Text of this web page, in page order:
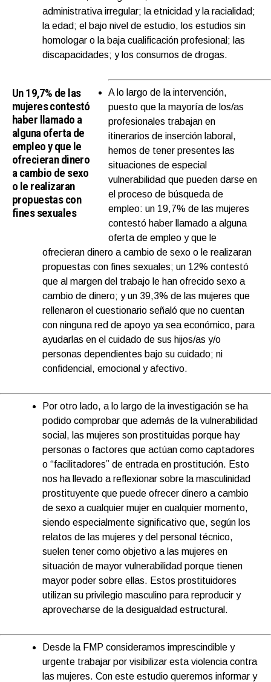
administrativa irregular; la etnicidad y la racialidad;
la edad; el bajo nivel de estudio, los estudios sin
homologar o la baja cualificación profesional; las
discapacidades; y los consumos de drogas.
Un 19,7% de las
mujeres contestó
haber llamado a
alguna oferta de
empleo y que le
ofrecieran dinero
a cambio de sexo
o le realizaran
propuestas con
fines sexuales
A lo largo de la intervención,
puesto que la mayoría de los/as
profesionales trabajan en
itinerarios de inserción laboral,
hemos de tener presentes las
situaciones de especial
vulnerabilidad que pueden darse en
el proceso de búsqueda de
empleo: un 19,7% de las mujeres
contestó haber llamado a alguna
oferta de empleo y que le
ofrecieran dinero a cambio de sexo o le realizaran
propuestas con fines sexuales; un 12% contestó
que al margen del trabajo le han ofrecido sexo a
cambio de dinero; y un 39,3% de las mujeres que
rellenaron el cuestionario señaló que no cuentan
con ninguna red de apoyo ya sea económico, para
ayudarlas en el cuidado de sus hijos/as y/o
personas dependientes bajo su cuidado; ni
confidencial, emocional y afectivo.
Por otro lado, a lo largo de la investigación se ha
podido comprobar que además de la vulnerabilidad
social, las mujeres son prostituidas porque hay
personas o factores que actúan como captadores
o “facilitadores” de entrada en prostitución. Esto
nos ha llevado a reflexionar sobre la masculinidad
prostituyente que puede ofrecer dinero a cambio
de sexo a cualquier mujer en cualquier momento,
siendo especialmente significativo que, según los
relatos de las mujeres y del personal técnico,
suelen tener como objetivo a las mujeres en
situación de mayor vulnerabilidad porque tienen
mayor poder sobre ellas. Estos prostituidores
utilizan su privilegio masculino para reproducir y
aprovecharse de la desigualdad estructural.
Desde la FMP consideramos imprescindible y
urgente trabajar por visibilizar esta violencia contra
las mujeres. Con este estudio queremos informar y